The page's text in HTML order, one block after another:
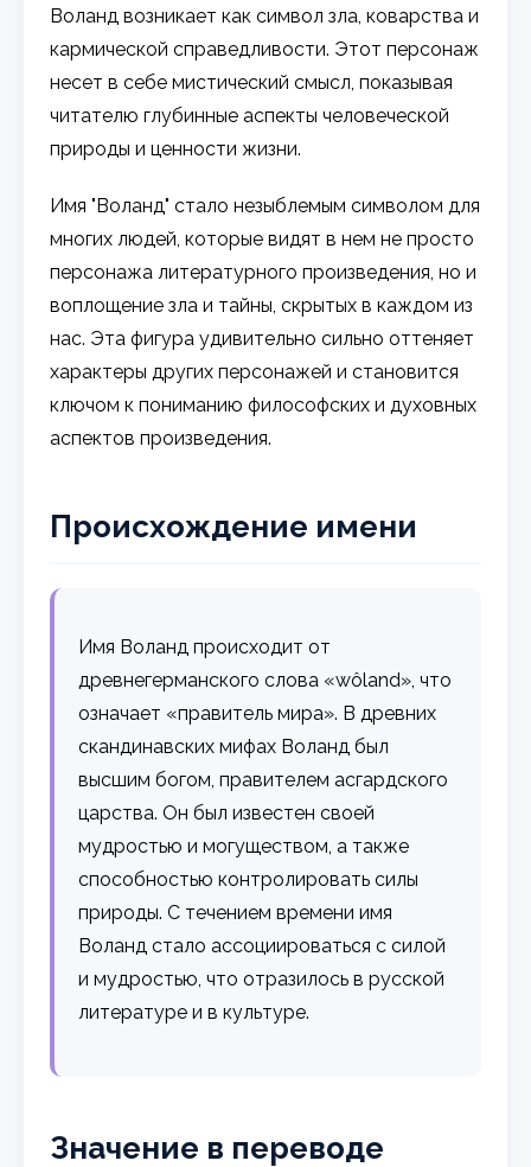
Воланд возникает как символ зла, коварства и
кармической справедливости. Этот персонаж
несет в себе мистический смысл, показывая
читателю глубинные аспекты человеческой
природы и ценности жизни.
Имя "Воланд" стало незыблемым символом для
многих людей, которые видят в нем не просто
персонажа литературного произведения, но и
воплощение зла и тайны, скрытых в каждом из
нас. Эта фигура удивительно сильно оттеняет
характеры других персонажей и становится
ключом к пониманию философских и духовных
аспектов произведения.
Происхождение имени
Имя Воланд происходит от
древнегерманского слова «wôland», что
означает «правитель мира». В древних
скандинавских мифах Воланд был
высшим богом, правителем асгардского
царства. Он был известен своей
мудростью и могуществом, а также
способностью контролировать силы
природы. С течением времени имя
Воланд стало ассоциироваться с силой
и мудростью, что отразилось в русской
литературе и в культуре.
Значение в переводе